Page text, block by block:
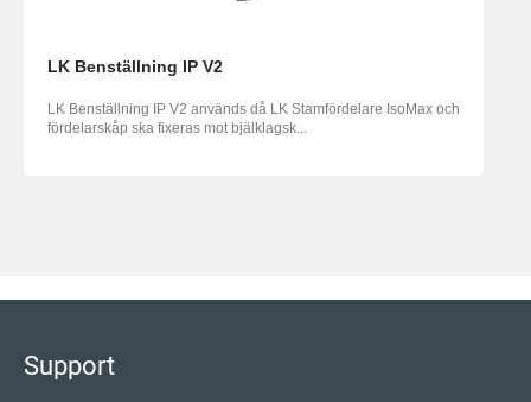
LK Benställning IP V2
LK Benställning IP V2 används då LK Stamfördelare IsoMax och
fördelarskåp ska fixeras mot bjälklagsk...
Support